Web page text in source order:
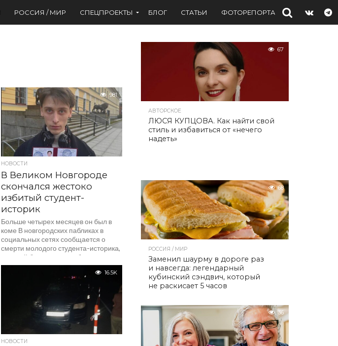
РОССИЯ / МИР СПЕЦПРОЕКТЫ БЛОГ СТАТЬИ ФОТОРЕПОРТАЖИ
981
НОВОСТИ
В Великом Новгороде
скончался жестоко
избитый студент-
историк
Больше четырех месяцев он был в
коме В новгородских пабликах в
социальных сетях сообщается о
смерти молодого студента-историка,
который был жестоко избит...
16.5K
НОВОСТИ
67
АВТОРСКОЕ
ЛЮСЯ КУПЦОВА. Как найти свой
стиль и избавиться от «нечего
надеть»
68
РОССИЯ / МИР
Заменил шаурму в дороге раз
и навсегда: легендарный
кубинский сэндвич, который
не раскисает 5 часов
36